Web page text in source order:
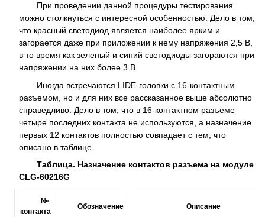
При проведении данной процедуры тестирования
можно столкнуться с интересной особенностью. Дело в том,
что красный светодиод является наиболее ярким и
загорается даже при приложении к нему напряжения 2,5 В,
в то время как зеленый и синий светодиоды загораются при
напряжении на них более 3 В.
Иногда встречаются LIDE-головки с 16-контактным
разъемом, но и для них все рассказанное выше абсолютно
справедливо. Дело в том, что в 16-контактном разъеме
четыре последних контакта не используются, а назначение
первых 12 контактов полностью совпадает с тем, что
описано в таблице.
Таблица. Назначение контактов разъема на модуле
CLG-60216G
№
контакта
Обозначение Описание